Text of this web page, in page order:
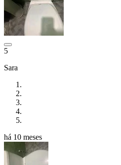
5
Sara
há 10 meses